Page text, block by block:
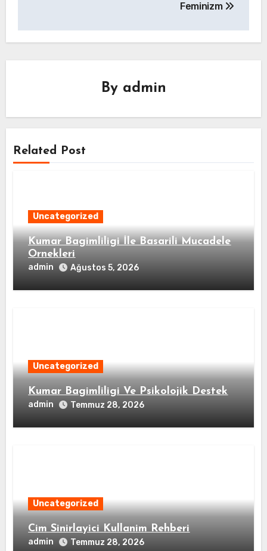
Feminizm
By admin
Related Post
Uncategorized
Kumar Bagimliligi İle Basarili Mucadele
Ornekleri
admin Ağustos 5, 2026
Uncategorized
Kumar Bagimliligi Ve Psikolojik Destek
admin Temmuz 28, 2026
Uncategorized
Cim Sinirlayici Kullanim Rehberi
admin Temmuz 28, 2026